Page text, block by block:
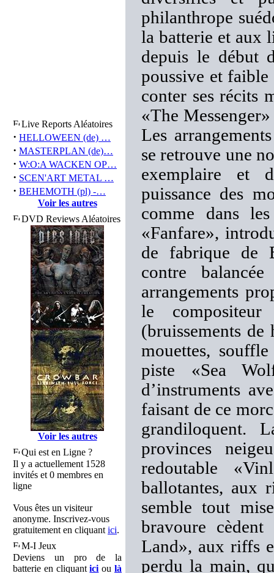
Live Reports Aléatoires
· HELLOWEEN (de) …
· MASTERPLAN (de)…
· W:O:A WACKEN OP…
· SCEN'ART METAL …
· BEHEMOTH (pl) -…
Voir les autres
DVD Reviews Aléatoires
Voir les autres
Qui est en Ligne ?
Il y a actuellement 1528
invités et 0 membres en
ligne
Vous êtes un visiteur
anonyme. Inscrivez-vous
gratuitement en cliquant ici.
M-I Jeux
Deviens un pro de la
batterie en cliquantici oulà
philanthrope
la batterie et aux
depuis le début
poussive et faible
conter ses récits
«The
Les
se retrouve une
exemplaire et
puissance des
comme dans
«Fanfare»,
de fabrique de
contre
arrangements
le
(bruissements de
mouettes,
piste «Sea
d’instruments
faisant de ce
grandiloquent.
provinces
redoutable
ballotantes, aux
semble tout
bravoure
Land», aux riffs
perdu la main,